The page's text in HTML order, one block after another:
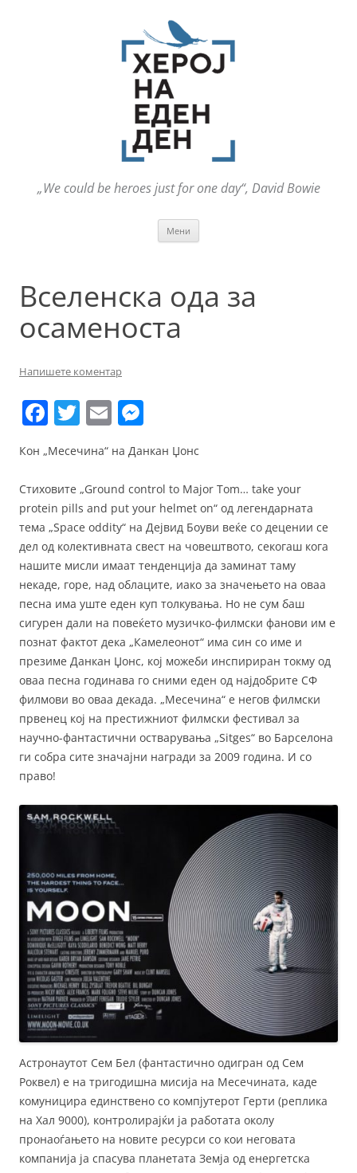
„We could be heroes just for one day“, David Bowie
Мени
Вселенска ода за
осаменоста
Напишете коментар
F
a
c
e
b
o
o
k
T
itt
er
E
m
ai
l
ss
e
n
g
er
Кон „Месечина“ на Данкан Џонс
Стиховите „Ground control to Major Tom… take your
protein pills and put your helmet on“ од легендарната
тема „Space oddity“ на Дејвид Боуви веќе со децении се
дел од колективната свест на човештвото, секогаш кога
нашите мисли имаат тенденција да заминат таму
некаде, горе, над облаците, иако за значењето на оваа
песна има уште еден куп толкувања. Но не сум баш
сигурен дали на повеќето музичко-филмски фанови им е
познат фактот дека „Камелеонот“ има син со име и
презиме Данкан Џонс, кој можеби инспириран токму од
оваа песна годинава го сними еден од најдобрите СФ
филмови во оваа декада. „Месечина“ е негов филмски
првенец кој на престижниот филмски фестивал за
научно-фантастични остварувања „Sitges“ во Барселона
ги собра сите значајни награди за 2009 година. И со
право!
Астронаутот Сем Бел (фантастично одигран од Сем
Роквел) е на тригодишна мисија на Месечината, каде
комуницира единствено со компјутерот Герти (реплика
на Хал 9000), контролирајќи ја работата околу
пронаоѓањето на новите ресурси со кои неговата
компанија ја спасува планетата Земја од енергетска